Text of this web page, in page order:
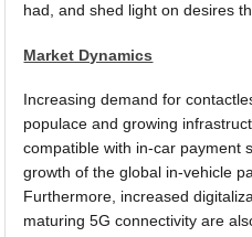
had, and shed light on desires
Market Dynamics
Increasing demand for
populace and growing
compatible with in-car payment
growth of the global in-vehicle
Furthermore, increased
maturing 5G connectivity are